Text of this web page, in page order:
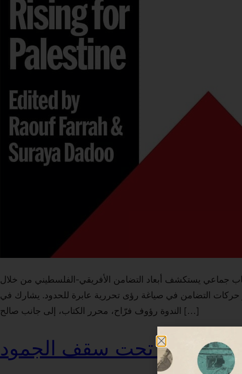
جماعي يستكشف أبعاد التضامن الأفريقي-الفلسطيني من خلال
حركات التضامن في صياغة رؤى تحررية عابرة للحدود. يشارك في
الندوة رؤوف فرّاح، محرر الكتاب، إلى جانب صالح […]
تحت سقف الجمود